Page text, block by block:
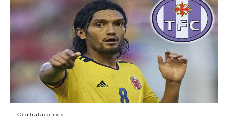
Contrataciones